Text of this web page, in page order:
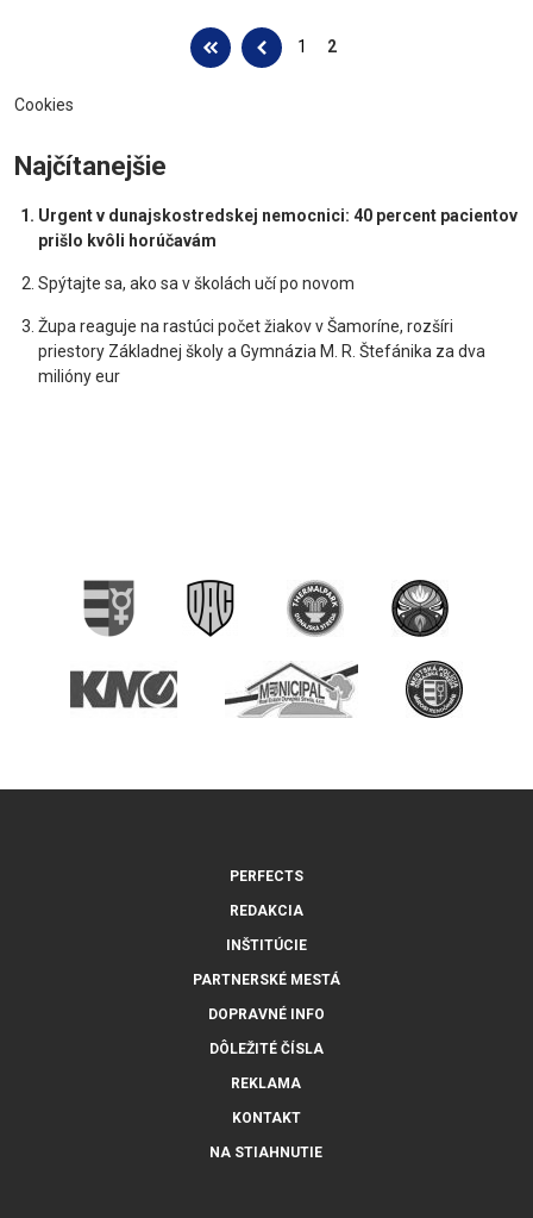
1 2
Cookies
Najčítanejšie
Urgent v dunajskostredskej nemocnici: 40 percent pacientov
prišlo kvôli horúčavám
Spýtajte sa, ako sa v školách učí po novom
Župa reaguje na rastúci počet žiakov v Šamoríne, rozšíri
priestory Základnej školy a Gymnázia M. R. Štefánika za dva
milióny eur
PERFECTS
REDAKCIA
INŠTITÚCIE
PARTNERSKÉ MESTÁ
DOPRAVNÉ INFO
DÔLEŽITÉ ČÍSLA
REKLAMA
KONTAKT
NA STIAHNUTIE